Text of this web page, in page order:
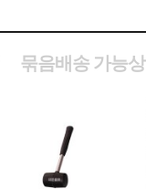
묶음배송 가능